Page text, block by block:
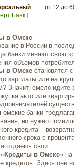
Банк ]
от 12 до
в Омске
в России в
банки меняют свою
объемов
в Омске становятся
зарплаты или на
Значит, смело
авто или
омские банки
но нужно
кредита –
срока с
отдаешь свои.
Кредиты в Омске» на
кредитов. Здесь они